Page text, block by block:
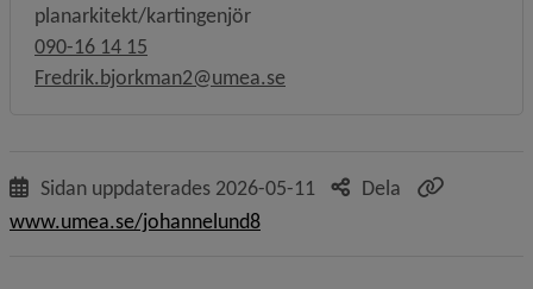
planarkitekt/kartingenjör
090-16 14 15
Fredrik.bjorkman2@umea.se
Sidan uppdaterades 2026-05-11
Dela
www.umea.se/johannelund8